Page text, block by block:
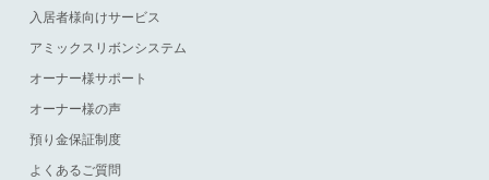
入居者様向けサービス
アミックスリボンシステム
オーナー様サポート
オーナー様の声
預り金保証制度
よくあるご質問